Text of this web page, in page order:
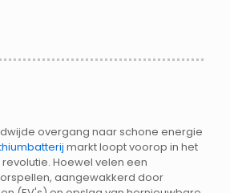
overgang naar schone energie
markt loopt voorop in het
Hoewel velen een
aangewakkerd door